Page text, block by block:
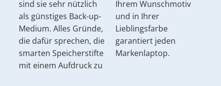
sind sie sehr nützlich
als günstiges Back-up-
Medium. Alles Gründe,
die dafür sprechen, die
smarten Speicherstifte
mit einem Aufdruck zu
Ihrem Wunschmotiv
und in Ihrer
Lieblingsfarbe
garantiert jeden
Markenlaptop.